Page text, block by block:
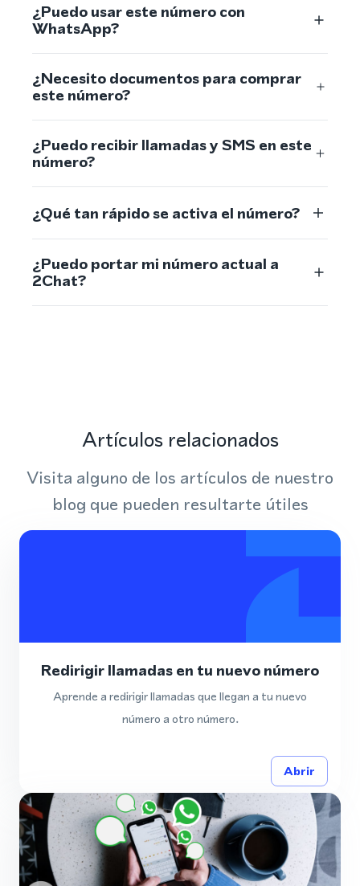
¿Puedo usar este número con
WhatsApp?
¿Necesito documentos para comprar
este número?
¿Puedo recibir llamadas y SMS en este
número?
¿Qué tan rápido se activa el número?
¿Puedo portar mi número actual a
2Chat?
Artículos relacionados
Visita alguno de los artículos de nuestro
blog que pueden resultarte útiles
Redirigir llamadas en tu nuevo número
Aprende a redirigir llamadas que llegan a tu nuevo
número a otro número.
Abrir